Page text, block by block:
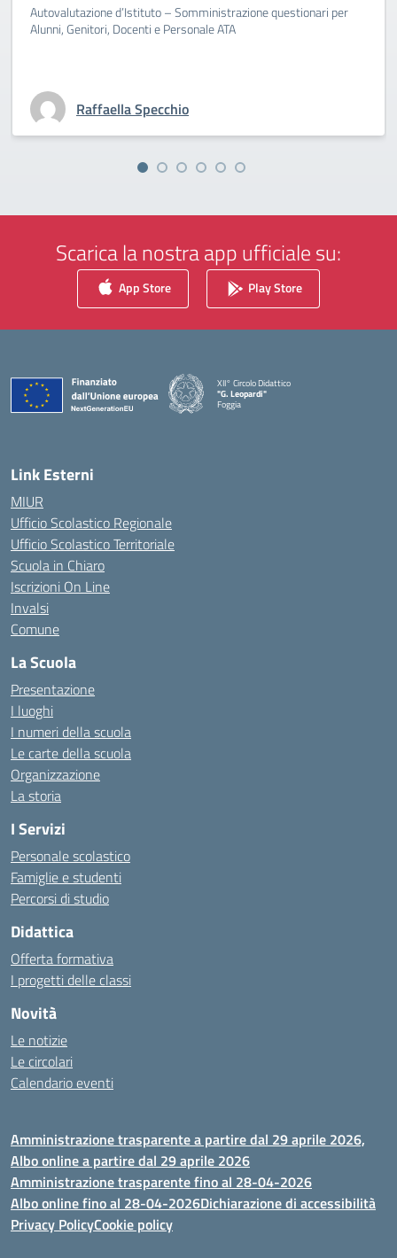
Autovalutazione d’Istituto – Somministrazione questionari per
Alunni, Genitori, Docenti e Personale ATA
Raffaella Specchio
Scarica la nostra app ufficiale su:
App Store Play Store
XII° Circolo Didattico
"G. Leopardi"
Foggia
— Visita la pagina iniziale della scuola
Link Esterni
MIUR
Ufficio Scolastico Regionale
Ufficio Scolastico Territoriale
Scuola in Chiaro
Iscrizioni On Line
Invalsi
Comune
La Scuola
Presentazione
I luoghi
I numeri della scuola
Le carte della scuola
Organizzazione
La storia
I Servizi
Personale scolastico
Famiglie e studenti
Percorsi di studio
Didattica
Offerta formativa
I progetti delle classi
Novità
Le notizie
Le circolari
Calendario eventi
Amministrazione trasparente a partire dal 29 aprile 2026,
Albo online a partire dal 29 aprile 2026
Amministrazione trasparente fino al 28-04-2026
Albo online fino al 28-04-2026Dichiarazione di accessibilità
Privacy PolicyCookie policy